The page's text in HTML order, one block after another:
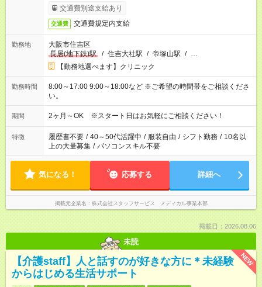
交通費別途支給あり
交通費 交通費規定内支給
勤務地
大阪市住吉区
長居(地下鉄)駅
/ 住吉大社駅 / 帝塚山駅 / …
【勤務地選べます】クリニック
勤務時間
8:00～17:00 9:00～18:00など ※ご希望の時間帯をご相談くださ
い。
期間 2ヶ月～OK ※スタート日はお気軽にご相談ください！
特徴 履歴書不要 / 40～50代活躍中 / 服装自由 / シフト勤務 / 10名以
上の大量募集 / パソコンスキル不要
気になる！ 応募する 詳細へ
掲載元企業名 株式会社スタッフサービス メディカル事業本部
掲載日：2026.08.06
未読
NEW
【介護staff】人と話すのが好きな方に＊未経験
からはじめる生活サポート